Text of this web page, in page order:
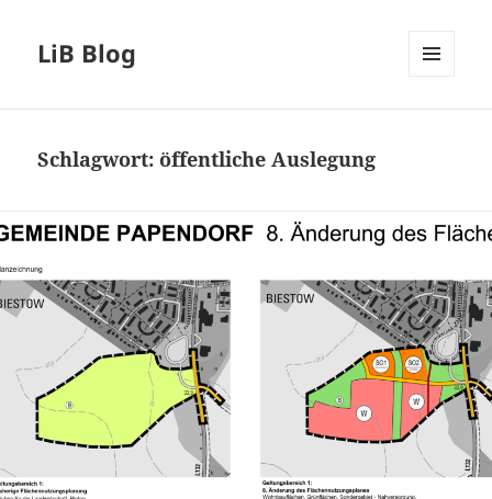
LiB Blog
Schlagwort:öffentliche Auslegung